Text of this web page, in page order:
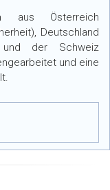
aus Österreich
Deutschland
und der Schweiz
und eine